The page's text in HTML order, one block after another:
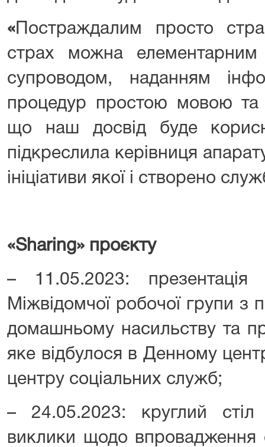
« Постраждалим просто
страх можна
супроводом, наданням
процедур простою мовою та
що наш досвід буде
підкреслила керівниця
ініціативи якої і створено
«Sharing» проєкту
– 11.05.2023: презентація
Міжвідомчої робочої групи з
домашньому насильству та
яке відбулося в Денному
центру соціальних служб;
– 24.05.2023: круглий
виклики щодо впровадження